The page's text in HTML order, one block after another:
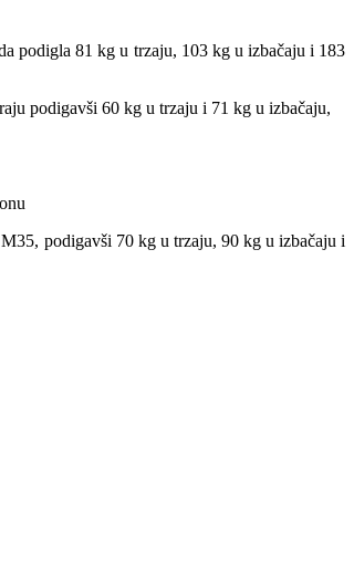
podigla 81 kg u trzaju, 103 kg u izbačaju i 183
podigavši 60 kg u trzaju i 71 kg u izbačaju,
podigavši 70 kg u trzaju, 90 kg u izbačaju i